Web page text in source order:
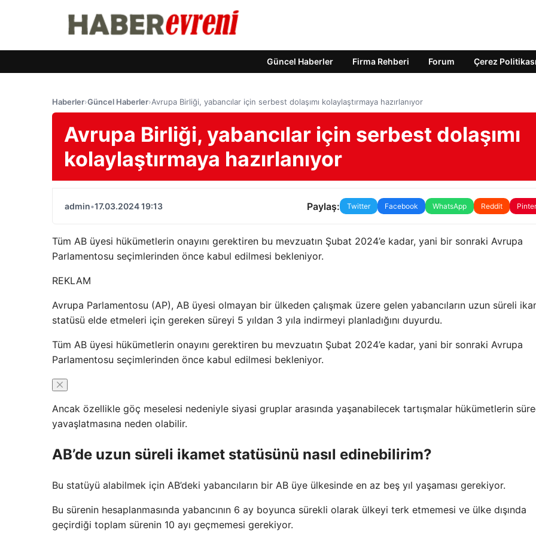
Güncel Haberler Firma Rehberi Forum Çerez Politikası
Haberler›Güncel Haberler›Avrupa Birliği, yabancılar için serbest dolaşımı kolaylaştırmaya hazırlanıyor
Avrupa Birliği, yabancılar için serbest dolaşımı
kolaylaştırmaya hazırlanıyor
admin•17.03.2024 19:13 Paylaş: Twitter Facebook WhatsApp Reddit
Tüm AB üyesi hükümetlerin onayını gerektiren bu mevzuatın Şubat 2024’e kadar, yani bir sonraki Avrupa
Parlamentosu seçimlerinden önce kabul edilmesi bekleniyor.
REKLAM
Avrupa Parlamentosu (AP), AB üyesi olmayan bir ülkeden çalışmak üzere gelen yabancıların uzun süreli
statüsü elde etmeleri için gereken süreyi 5 yıldan 3 yıla indirmeyi planladığını duyurdu.
Tüm AB üyesi hükümetlerin onayını gerektiren bu mevzuatın Şubat 2024’e kadar, yani bir sonraki Avrupa
Parlamentosu seçimlerinden önce kabul edilmesi bekleniyor.
Ancak özellikle göç meselesi nedeniyle siyasi gruplar arasında yaşanabilecek tartışmalar hükümetlerin
yavaşlatmasına neden olabilir.
AB’de uzun süreli ikamet statüsünü nasıl edinebilirim?
Bu statüyü alabilmek için AB’deki yabancıların bir AB üye ülkesinde en az beş yıl yaşaması gerekiyor.
Bu sürenin hesaplanmasında yabancının 6 ay boyunca sürekli olarak ülkeyi terk etmemesi ve ülke dışında
geçirdiği toplam sürenin 10 ayı geçmemesi gerekiyor.